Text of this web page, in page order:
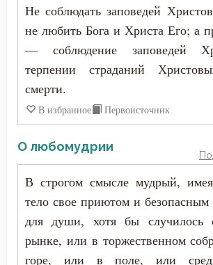
Благочестие
Ближний
Блуд
Богопознание
Болезнь
Борьба
Анатолий Оптинский (Зерцалов)
Антоний Великий
Антоний Оптинский (Путилов)
Арсений Великий
Афанасий (Сахаров)
Афанасий Великий
Варсонофий Оптинский
Не соблюдать заповедей
не любить Бога и Христа Его; а
— соблюдение заповедей
терпении страданий
смерти.
В избранное Первоисточник
О любомудрии
В строгом смысле мудрый, имея
тело свое приютом и
для души, хотя бы случилось
рынке, или в торжественном
горе, или в поле, или